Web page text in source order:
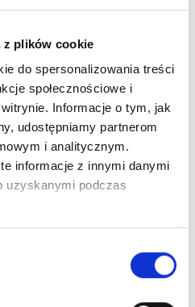
z plików cookie
do spersonalizowania treści
społecznościowe i
Informacje o tym, jak
udostępniamy partnerom
i analitycznym.
informacje z innymi danymi
uzyskanymi podczas
05-270 Marki, ul.
przetwarza dane zgodnie
konto